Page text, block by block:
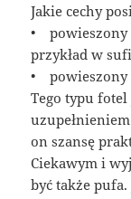
Jakie cechy
• powieszony
przykład w
• powieszony
Tego typu
on szansę
Ciekawym i
być także